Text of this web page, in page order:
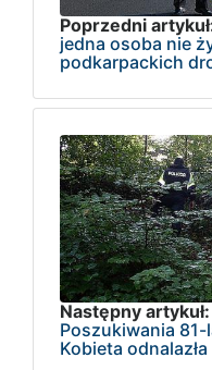
Poprzedni
jedna osoba nie
podkarpackich
Następny artykuł:
Poszukiwania 81-
Kobieta